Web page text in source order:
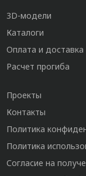
3D-модели
Каталоги
Оплата и доставка
Расчет прогиба
Проекты
Контакты
Политика
Политика
Согласие на